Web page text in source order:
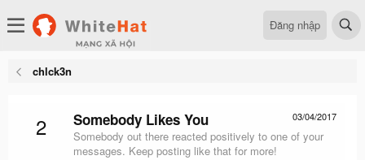
Đăng nhập
chlck3n
2 03/04/2017
Somebody Likes You
Somebody out there reacted positively to one of your
messages. Keep posting like that for more!